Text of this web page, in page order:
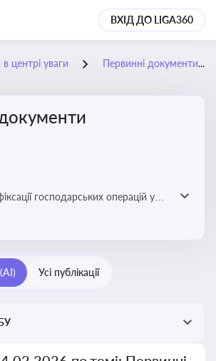
ВХІД ДО LIGA360
центрі уваги Первинні документи
господарських операцій у
та є основою для
Усі публікації